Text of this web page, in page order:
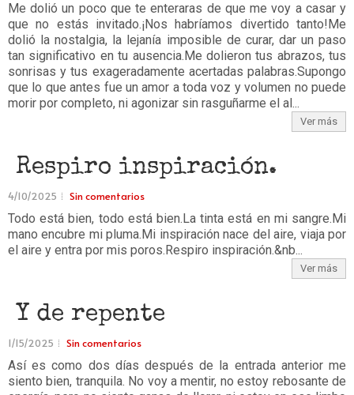
Me dolió un poco que te enteraras de que me voy a casar y
que no estás invitado.¡Nos habríamos divertido tanto!Me
dolió la nostalgia, la lejanía imposible de curar, dar un paso
tan significativo en tu ausencia.Me dolieron tus abrazos, tus
sonrisas y tus exageradamente acertadas palabras.Supongo
que lo que antes fue un amor a toda voz y volumen no puede
morir por completo, ni agonizar sin rasguñarme el al...
Ver más
Respiro inspiración.
4/10/2025 Sin comentarios
Todo está bien, todo está bien.La tinta está en mi sangre.Mi
mano encubre mi pluma.Mi inspiración nace del aire, viaja por
el aire y entra por mis poros.Respiro inspiración.&nb...
Ver más
Y de repente
1/15/2025 Sin comentarios
Así es como dos días después de la entrada anterior me
siento bien, tranquila. No voy a mentir, no estoy rebosante de